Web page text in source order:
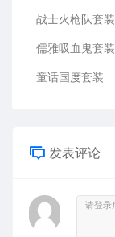
战士火枪队套装
儒雅吸血鬼套装
童话国度套装
发表评论